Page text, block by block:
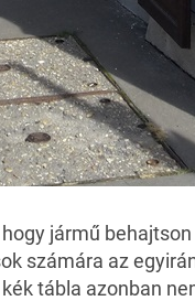
jármű
számára az
tábla azonban